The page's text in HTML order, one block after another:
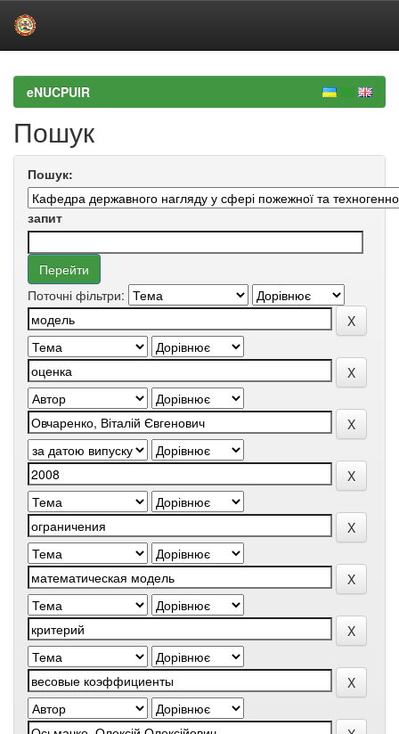
navigationeNUCPUIR
Пошук
Пошук:
запит
Поточні фільтри: